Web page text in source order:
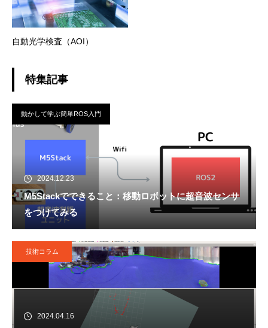
自動光学検査（AOI）
特集記事
動かして学ぶ簡単ROS入門
2024.12.23
M5Stackでできること：移動ロボットに超音波センサ
をつけてみる
技術コラム
2024.04.16